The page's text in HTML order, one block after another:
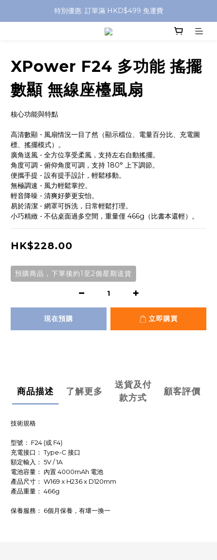
特別優惠: 訂單滿 HKD$499 免運費
特別優惠: 訂單滿 HKD$499 免運費
門店自取 任何消費免運費
XPower F24 多功能 搖擺
數顯 無線座檯風扇
核心功能與特點
高清數顯 - 風扇情況一目了然（顯示檔位、電量百分比、充電圖
標、搖擺模式）。
廣角送風 - 全方位享受柔風，支持左右自動搖擺。
角度可調 - 俯仰角度可調，支持 180° 上下調節。
便攜手提 - 設有提手設計，輕鬆移動。
無極調速 - 風力輕鬆掌控。
輕音降噪 - 清爽好夢更安怡。
易於清潔 - 網罩可拆洗，日常輕鬆打理。
小巧精緻 - 不佔桌面過多空間，重量僅 466g（比書本還輕）。
HK$228.00
預購商品，下單後約1至2個星期送貨
現在預購 立即購買
商品描述 了解更多
送貨及付
款方式
顧客評價
技術規格
型號： F24 (或 F4)
充電接口： Type-C 接口
額定輸入： 5V / 1A
電池容量： 內置 4000mAh 電池
產品尺寸： W169 x H236 x D120mm
產品重量： 466g
保養服務： 6個月保養，有壞一換一